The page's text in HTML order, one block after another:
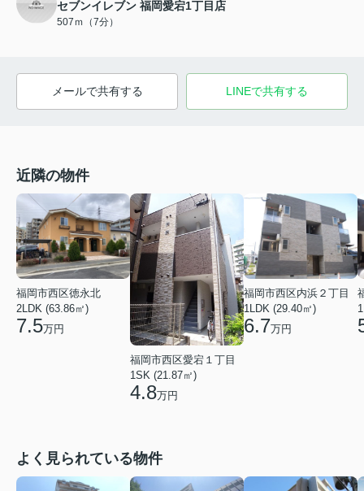
セブンイレブン 福岡愛宕1丁目店
507ｍ（7分）
メールで共有する LINEで共有する
近隣の物件
福岡市西区徳永北
2LDK (63.86㎡)
7.5万円
福岡市西区愛宕１丁目
1SK (21.87㎡)
4.8万円
福岡市西区内浜２丁目
1LDK (29.40㎡)
6.7万円
よく見られている物件